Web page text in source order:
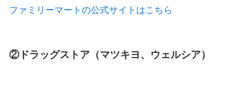
ファミリーマートの公式サイトはこちら
②ドラッグストア（マツキヨ、ウェルシア）